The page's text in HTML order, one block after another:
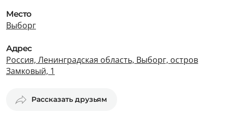
Место
Выборг
Адрес
Россия, Ленинградская область, Выборг, остров
Замковый, 1
Рассказать друзьям